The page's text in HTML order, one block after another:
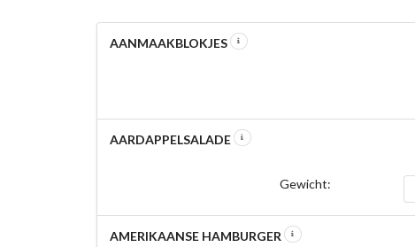
AANMAAKBLOKJES
AARDAPPELSALADE
Gewicht:
AMERIKAANSE HAMBURGER